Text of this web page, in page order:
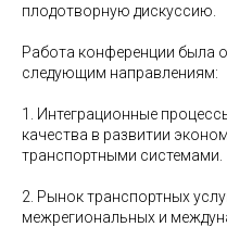
плодотворную дискуссию.
Работа конференции была
следующим направлениям:
1. Интеграционные
качества в развитии
транспортными системами.
2. Рынок транспортных
межрегиональных и